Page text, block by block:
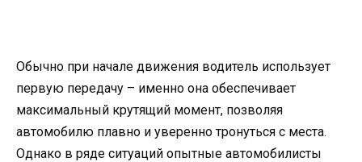
Обычно при начале движения водитель использует
первую передачу – именно она обеспечивает
максимальный крутящий момент, позволяя
автомобилю плавно и уверенно тронуться с места.
Однако в ряде ситуаций опытные автомобилисты